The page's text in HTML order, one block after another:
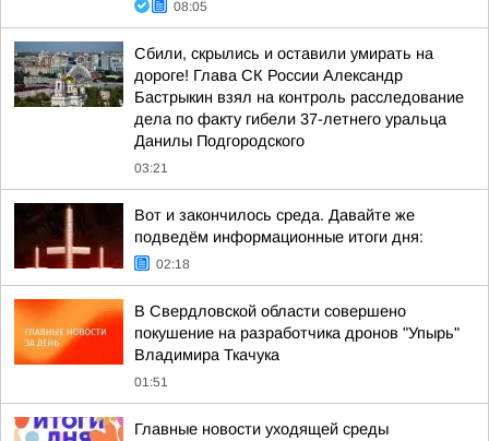
08:05
Сбили, скрылись и оставили умирать на
дороге! Глава СК России Александр
Бастрыкин взял на контроль расследование
дела по факту гибели 37-летнего уральца
Данилы Подгородского
03:21
Вот и закончилось среда. Давайте же
подведём информационные итоги дня:
02:18
В Свердловской области совершено
покушение на разработчика дронов "Упырь"
Владимира Ткачука
01:51
Главные новости уходящей среды